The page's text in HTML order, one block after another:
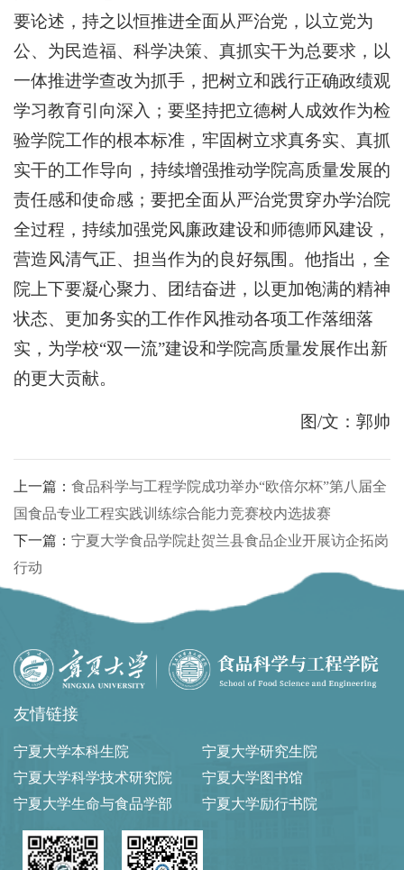
要论述，持之以恒推进全面从严治党，以立党为
公、为民造福、科学决策、真抓实干为总要求，以
一体推进学查改为抓手，把树立和践行正确政绩观
学习教育引向深入；要坚持把立德树人成效作为检
验学院工作的根本标准，牢固树立求真务实、真抓
实干的工作导向，持续增强推动学院高质量发展的
责任感和使命感；要把全面从严治党贯穿办学治院
全过程，持续加强党风廉政建设和师德师风建设，
营造风清气正、担当作为的良好氛围。他指出，全
院上下要凝心聚力、团结奋进，以更加饱满的精神
状态、更加务实的工作作风推动各项工作落细落
实，为学校“双一流”建设和学院高质量发展作出新
的更大贡献。
图/文：郭帅
上一篇： 食品科学与工程学院成功举办“欧倍尔杯”第八届全
国食品专业工程实践训练综合能力竞赛校内选拔赛
下一篇： 宁夏大学食品学院赴贺兰县食品企业开展访企拓岗
行动
友情链接
宁夏大学本科生院
宁夏大学研究生院
宁夏大学科学技术研究院
宁夏大学图书馆
宁夏大学生命与食品学部
宁夏大学励行书院